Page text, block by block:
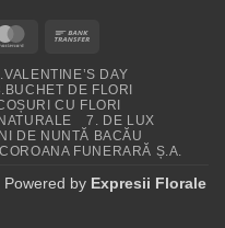
MasterCard
DAY
DE FLORI
CU FLORI
7. DE LUX
DE NUNTĂ BACĂU
COROANA FUNERARĂ Ș.A.
Powered by Expresii Florale